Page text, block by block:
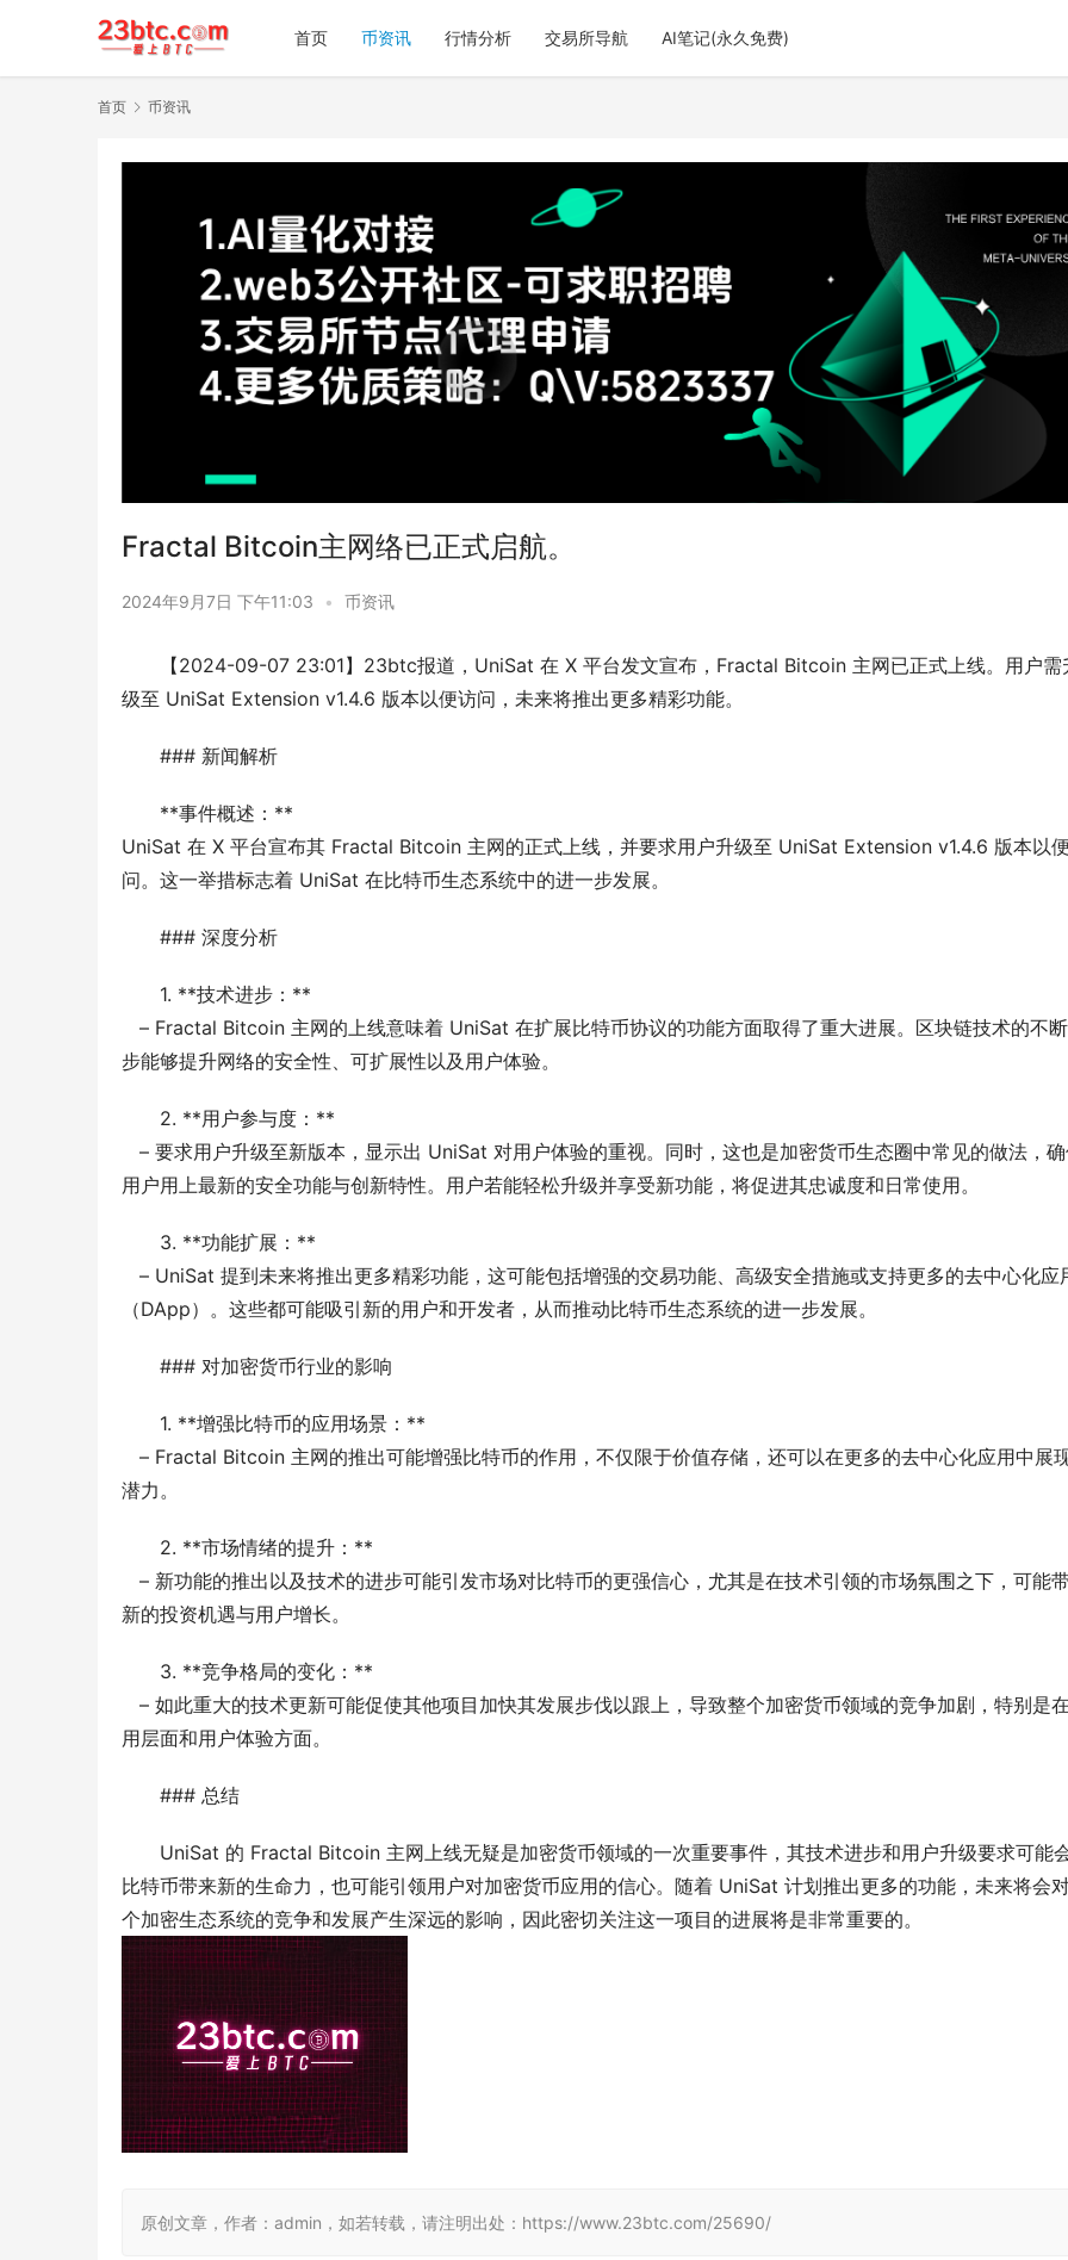
首页 币资讯 行情分析 交易所导航 AI笔记(永久免费)
首页 币资讯
Fractal Bitcoin主网络已正式启航。
2024年9月7日 下午11:03 • 币资讯
【2024-09-07 23:01】23btc报道，UniSat 在 X 平台发文宣布，Fractal Bitcoin 主网已正式上线。用户需
级至 UniSat Extension v1.4.6 版本以便访问，未来将推出更多精彩功能。
### 新闻解析
**事件概述：**
UniSat 在 X 平台宣布其 Fractal Bitcoin 主网的正式上线，并要求用户升级至 UniSat Extension v1.4.6 版本以
问。这一举措标志着 UniSat 在比特币生态系统中的进一步发展。
### 深度分析
1. **技术进步：**
步能够提升网络的安全性、可扩展性以及用户体验。
2. **用户参与度：**
用户用上最新的安全功能与创新特性。用户若能轻松升级并享受新功能，将促进其忠诚度和日常使用。
3. **功能扩展：**
（DApp）。这些都可能吸引新的用户和开发者，从而推动比特币生态系统的进一步发展。
### 对加密货币行业的影响
1. **增强比特币的应用场景：**
潜力。
2. **市场情绪的提升：**
新的投资机遇与用户增长。
3. **竞争格局的变化：**
用层面和用户体验方面。
### 总结
UniSat 的 Fractal Bitcoin 主网上线无疑是加密货币领域的一次重要事件，其技术进步和用户升级要求可能
比特币带来新的生命力，也可能引领用户对加密货币应用的信心。随着 UniSat 计划推出更多的功能，未来将会
个加密生态系统的竞争和发展产生深远的影响，因此密切关注这一项目的进展将是非常重要的。
原创文章，作者：admin，如若转载，请注明出处：https://www.23btc.com/25690/